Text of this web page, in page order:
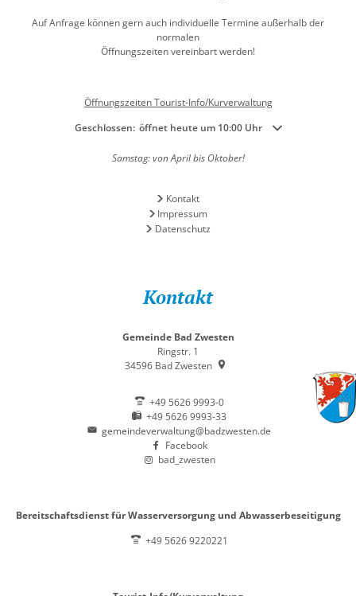
Auf Anfrage können gern auch individuelle Termine außerhalb der
normalen
Öffnungszeiten vereinbart werden!
Öffnungszeiten Tourist-Info/Kurverwaltung
Klicken, um weitere Öffnungs- oder Schließzeiten auszublenden
Geschlossen: öffnet heute um 10:00 Uhr
Samstag: von April bis Oktober!
Kontakt
Impressum
Datenschutz
Kontakt
Gemeinde Bad Zwesten
Ringstr. 1
34596 Bad Zwesten
+49 5626 9993-0
+49 5626 9993-33
gemeindeverwaltung@badzwesten.de
Facebook
bad_zwesten
Bereitschaftsdienst für Wasserversorgung und Abwasserbeseitigung
+49 5626 9220221